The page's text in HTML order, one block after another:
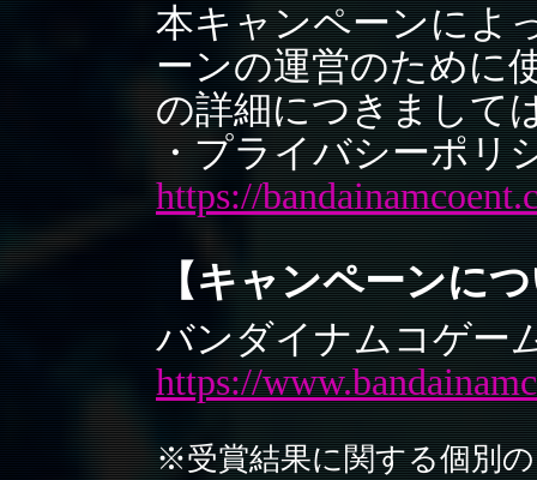
本キャンペーンによ
ーンの運営のために
の詳細につきまして
・プライバシーポリ
https://
【キャンペーンに
バンダイナムコゲー
https://
※受賞結果に関する個別